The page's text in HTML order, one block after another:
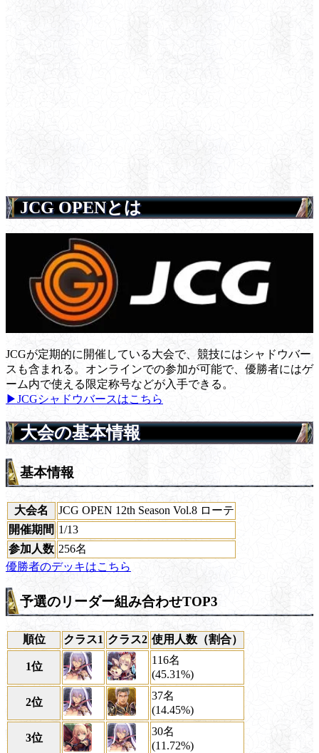
JCG OPENとは
JCGが定期的に開催している大会で、競技にはシャドウバー
スも含まれる。オンラインでの参加が可能で、優勝者にはゲ
ーム内で使える限定称号などが入手できる。
▶JCGシャドウバースはこちら
大会の基本情報
基本情報
大会名
JCG OPEN 12th Season Vol.8 ローテ
開催期間 1/13
参加人数 256名
優勝者のデッキはこちら
予選のリーダー組み合わせTOP3
順位 クラス1 クラス2 使用人数（割合）
1位
116名
(45.31%)
2位
37名
(14.45%)
3位
30名
(11.72%)